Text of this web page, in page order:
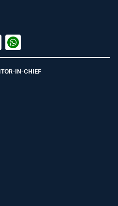
Whatsapp
IN-CHIEF